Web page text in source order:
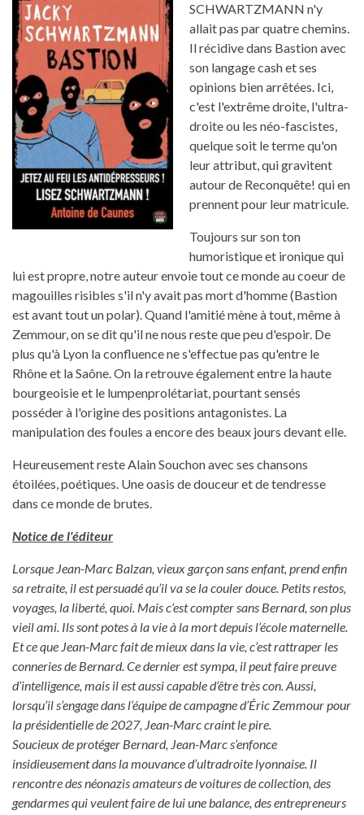
SCHWARTZMANN n'y
allait pas par quatre chemins.
Il récidive dans Bastion avec
son langage cash et ses
opinions bien arrêtées. Ici,
c'est l'extrême droite, l'ultra-
droite ou les néo-fascistes,
quelque soit le terme qu'on
leur attribut, qui gravitent
autour de Reconquête! qui en
prennent pour leur matricule.
Toujours sur son ton
humoristique et ironique qui
lui est propre, notre auteur envoie tout ce monde au coeur de
magouilles risibles s'il n'y avait pas mort d'homme (Bastion
est avant tout un polar). Quand l'amitié mène à tout, même à
Zemmour, on se dit qu'il ne nous reste que peu d'espoir. De
plus qu'à Lyon la confluence ne s'effectue pas qu'entre le
Rhône et la Saône. On la retrouve également entre la haute
bourgeoisie et le lumpenprolétariat, pourtant sensés
posséder à l'origine des positions antagonistes. La
manipulation des foules a encore des beaux jours devant elle.
Heureusement reste Alain Souchon avec ses chansons
étoilées, poétiques. Une oasis de douceur et de tendresse
dans ce monde de brutes.
Notice de l'éditeur
Lorsque Jean-Marc Balzan, vieux garçon sans enfant, prend enfin
sa retraite, il est persuadé qu’il va se la couler douce. Petits restos,
voyages, la liberté, quoi. Mais c’est compter sans Bernard, son plus
vieil ami. Ils sont potes à la vie à la mort depuis l’école maternelle.
Et ce que Jean-Marc fait de mieux dans la vie, c’est rattraper les
conneries de Bernard. Ce dernier est sympa, il peut faire preuve
d’intelligence, mais il est aussi capable d’être très con. Aussi,
lorsqu’il s’engage dans l’équipe de campagne d’Éric Zemmour pour
la présidentielle de 2027, Jean-Marc craint le pire.
Soucieux de protéger Bernard, Jean-Marc s’enfonce
insidieusement dans la mouvance d’ultradroite lyonnaise. Il
rencontre des néonazis amateurs de voitures de collection, des
gendarmes qui veulent faire de lui une balance, des entrepreneurs